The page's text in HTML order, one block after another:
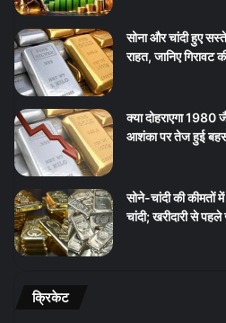
सोना और चांदी हुए
राहत, जानिए गिरावट
क्या दोहराएगा 1980
आशंका पर तेज हुई
सोने-चांदी की कीमतों
चांदी; खरीदारी से पहले
क्रिकेट